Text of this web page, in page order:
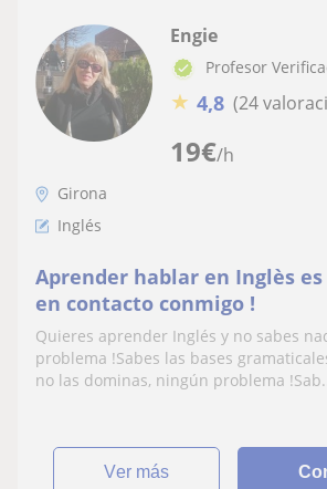
19€/h
Engie
Profesor
★ 4,8 (24
Girona
Inglés
Aprender hablar en Inglès
en contacto conmigo !
Quieres aprender Inglés y no sabes
problema !Sabes las bases
no las dominas, ningún problema
ver más